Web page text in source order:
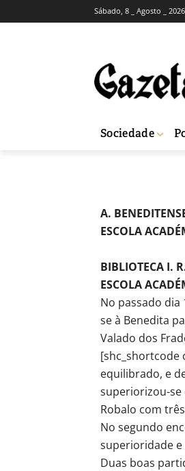
Sábado, 8 _ Agosto _
Sociedade
DESPORTO
EAF
Redação 13
A.
ESCOLA
BIBLIOTECA I.
ESCOLA
No passado dia
se à Benedita
Valado dos
[shc_shortcode
equilibrado, e
superiorizou-se
Robalo com
No segundo
superioridade
Duas boas